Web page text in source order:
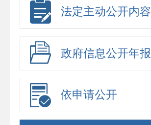
法定主动公开内容
政府信息公开年报
依申请公开